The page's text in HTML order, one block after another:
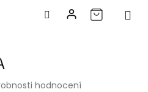
hodnocení